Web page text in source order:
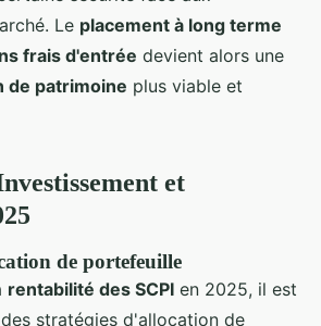
Le placement à long terme
frais d'entrée devient alors une
de patrimoine plus viable et
et
de portefeuille
rentabilité des SCPI en 2025, il est
stratégies d'allocation de